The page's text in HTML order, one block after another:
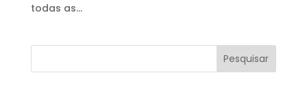
todas as...
Pesquisar